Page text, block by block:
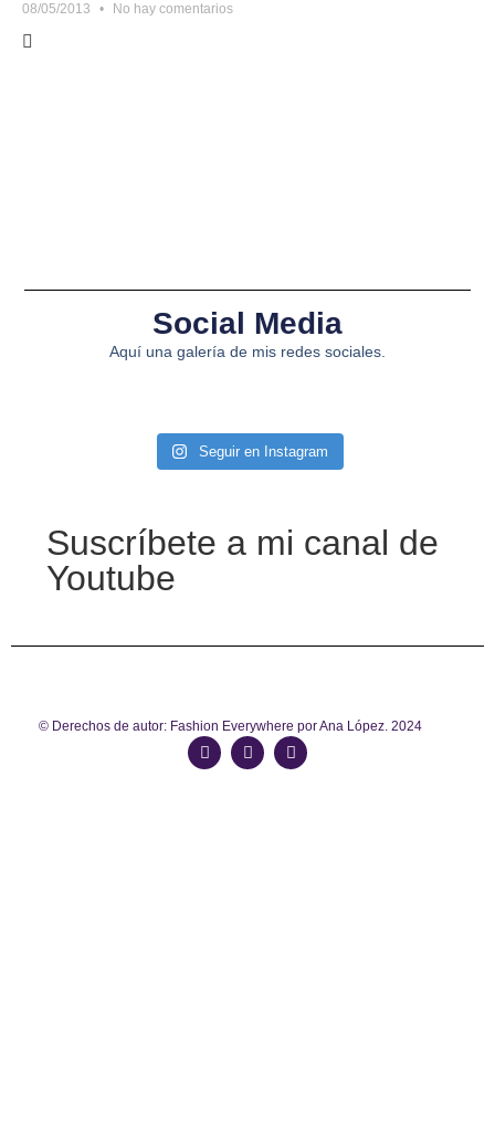
08/05/2013 No hay comentarios
Social Media
Aquí una galería de mis redes sociales.
Seguir en Instagram
Suscríbete a mi canal de
Youtube
© Derechos de autor: Fashion Everywhere por Ana López. 2024